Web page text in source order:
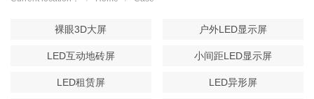
裸眼3D大屏 户外LED显示屏
LED互动地砖屏 小间距LED显示屏
LED租赁屏 LED异形屏